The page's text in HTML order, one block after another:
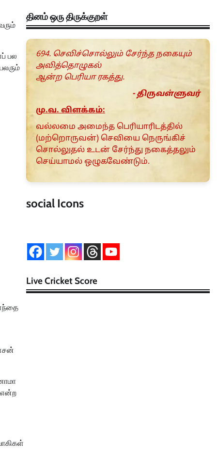
பல
என்ற
தினம் ஒரு திருக்குறள்
694. செவிச்சொல்லும் சேர்ந்த நகையும்
அவித்தொழுகல்
ஆன்ற பெரியா ரகத்து.
- திருவள்ளுவர்
மு.வ. விளக்கம்:
வல்லமை அமைந்த பெரியாரிடத்தில்
(மற்றொருவன்) செவியை நெருங்கிச்
சொல்லுதல் உடன் சேர்ந்து நகைத்தலும்
செய்யாமல் ஒழுகவேண்டும்.
social Icons
Live Cricket Score